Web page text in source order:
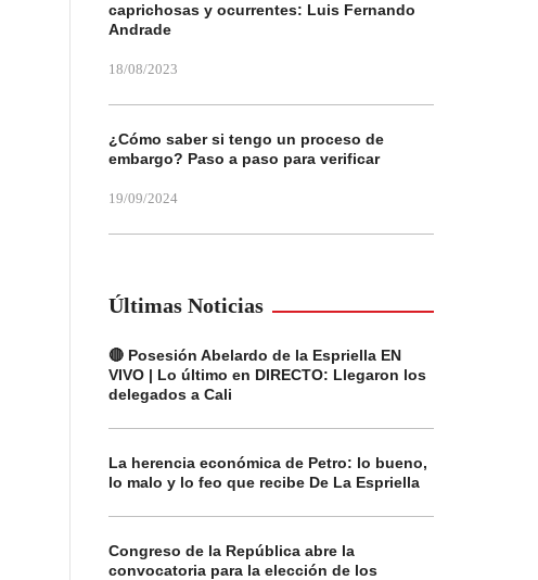
caprichosas y ocurrentes: Luis Fernando
Andrade
18/08/2023
¿Cómo saber si tengo un proceso de
embargo? Paso a paso para verificar
19/09/2024
Últimas Noticias
🔴 Posesión Abelardo de la Espriella EN
VIVO | Lo último en DIRECTO: Llegaron los
delegados a Cali
La herencia económica de Petro: lo bueno,
lo malo y lo feo que recibe De La Espriella
Congreso de la República abre la
convocatoria para la elección de los